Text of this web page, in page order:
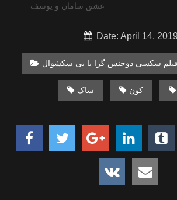
عشق سامان و یوسف
Date: April 14, 2019
فیلم سکسی دوجنس گرا یا بی سکشوال
ساک کون